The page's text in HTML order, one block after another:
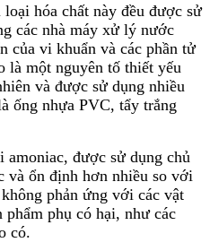
hóa chất này đều được sử
các nhà máy xử lý nước
của vi khuẩn và các phần tử
là một nguyên tố thiết yếu
và được sử dụng nhiều
ống nhựa PVC, tẩy trắng
được sử dụng chủ
và ổn định hơn nhiều so với
phản ứng với các vật
phẩm phụ có hại, như các
có.